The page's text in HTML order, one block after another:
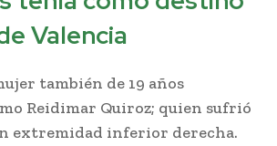
Valencia
también de 19 años
Reidimar Quiroz; quien sufrió
extremidad inferior derecha.